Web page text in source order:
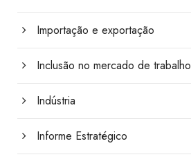
Importação e exportação
Inclusão no mercado de trabalho
Indústria
Informe Estratégico